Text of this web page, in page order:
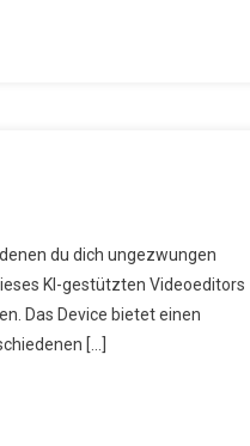
du dich ungezwungen
KI-gestützten Videoeditors
Das Device bietet einen
[…]